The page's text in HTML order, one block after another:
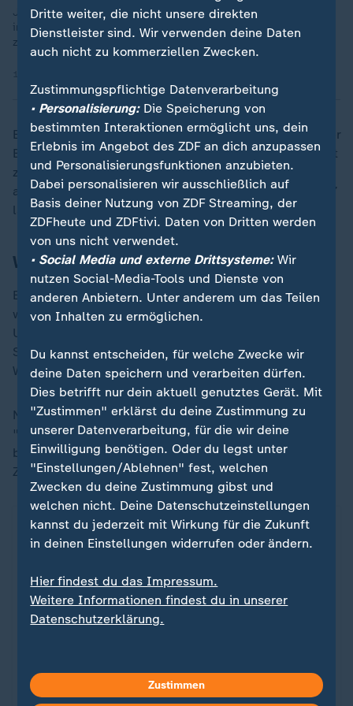
Juventus Turin hat das Gigantenduell gegen Manchester City
in der Champions League gewonnen. Die Italiener setzten sich
zuhause mit 2:0 durch, die Engländer müssen bangen.
Es erscheint also nicht abwegig, dass der Zeitpunkt der
Bekanntmachung von Haalands "Renten-Vertrag“ nicht
zufällig gewählt wurde. Schließlich bestand
angesichts von dessen ohnehin noch bis Sommer 2027
laufenden Arbeitspapier keinerlei Eile.
Wirklich für immer City?
Es kann als Signal an die Finanz-Ermittler verstanden
werden. Nach dem Motto: Wir lassen uns von einem
Urteil, egal wie es ausfällt, nicht aufhalten. Dieser
Schluss liegt noch näher, wenn man auf Haalands
Worte im Zuge des Mega-Vertrages achtet.
Nun sei er "City, egal was passiert", behauptet er da.
"Egal was passiert" - bemerkenswert, wenn man
bedenkt, dass seinem Klub unter Umständen der
Zwangsabstieg droht.
Dritte weiter, die nicht unsere direkten
Dienstleister sind. Wir verwenden deine Daten
auch nicht zu kommerziellen Zwecken.
Zustimmungspflichtige Datenverarbeitung
• Personalisierung:Die Speicherung von
bestimmten Interaktionen ermöglicht uns, dein
Erlebnis im Angebot des ZDF an dich anzupassen
und Personalisierungsfunktionen anzubieten.
Dabei personalisieren wir ausschließlich auf
Basis deiner Nutzung von ZDF Streaming, der
ZDFheute und ZDFtivi. Daten von Dritten werden
von uns nicht verwendet.
• Social Media und externe Drittsysteme:Wir
nutzen Social-Media-Tools und Dienste von
anderen Anbietern. Unter anderem um das Teilen
von Inhalten zu ermöglichen.
Du kannst entscheiden, für welche Zwecke wir
deine Daten speichern und verarbeiten dürfen.
Dies betrifft nur dein aktuell genutztes Gerät. Mit
"Zustimmen" erklärst du deine Zustimmung zu
unserer Datenverarbeitung, für die wir deine
Einwilligung benötigen. Oder du legst unter
"Einstellungen/Ablehnen" fest, welchen
Zwecken du deine Zustimmung gibst und
welchen nicht. Deine Datenschutzeinstellungen
kannst du jederzeit mit Wirkung für die Zukunft
in deinen Einstellungen widerrufen oder ändern.
Hier findest du das Impressum.
Weitere Informationen findest du in unserer
Datenschutzerklärung.
Zustimmen